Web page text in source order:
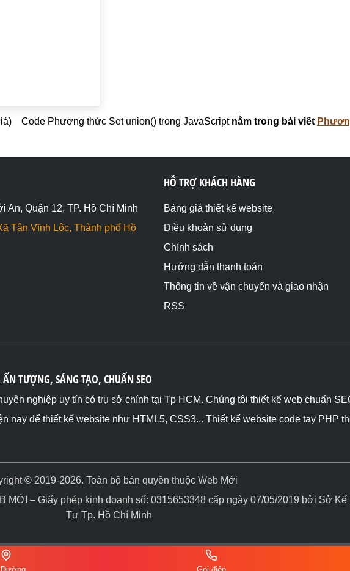
Code Phương thức Set union() trong JavaScript nằm trong bài viết
Quận 12, TP. Hồ Chí Minh
Tân Vĩnh Lộc, Thành phố Hồ
HỖ TRỢ KHÁCH HÀNG
Bảng giá thiết kế website
Điều khoản sử dụng
Chính sách
Hướng dẫn thanh toán
Thông tin về vận chuyển và giao nhận
RSS
TƯỢNG, SÁNG TẠO, CHUẨN SEO
nghiệp uy tín có trụ sở chính tại Tp HCM. Chúng tôi thiết kế web chuẩn
nay để thiết kế website như HTML5, CSS3... Thiết kế website code tay PHP
© 2019-2026. Toàn bộ bản quyền thuộc Web Mới
MỚI – Giấy phép kinh doanh số: 0315653348 cấp ngày 07/05/2019 bởi Sở
Tư Tp. Hồ Chí Minh